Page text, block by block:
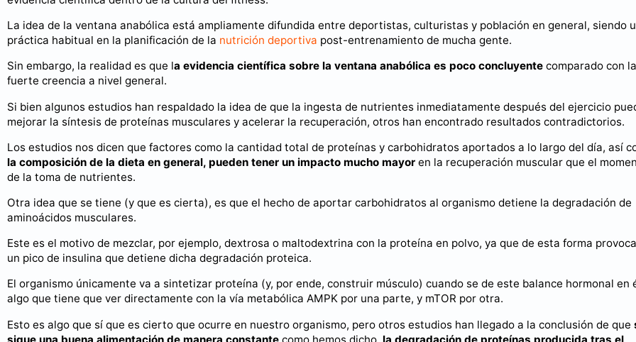
La idea de la ventana anabólica está ampliamente difundida entre deportistas, culturistas y población en general, siendo
práctica habitual en la planificación de la nutrición deportiva post-entrenamiento de mucha gente.
Sin embargo, la realidad es que la evidencia científica sobre la ventana anabólica es poco concluyente comparado con la
fuerte creencia a nivel general.
Si bien algunos estudios han respaldado la idea de que la ingesta de nutrientes inmediatamente después del ejercicio
mejorar la síntesis de proteínas musculares y acelerar la recuperación, otros han encontrado resultados contradictorios.
Los estudios nos dicen que factores como la cantidad total de proteínas y carbohidratos aportados a lo largo del día, así
la composición de la dieta en general, pueden tener un impacto mucho mayor en la recuperación muscular que el
de la toma de nutrientes.
Otra idea que se tiene (y que es cierta), es que el hecho de aportar carbohidratos al organismo detiene la degradación de
aminoácidos musculares.
Este es el motivo de mezclar, por ejemplo, dextrosa o maltodextrina con la proteína en polvo, ya que de esta forma
un pico de insulina que detiene dicha degradación proteica.
El organismo únicamente va a sintetizar proteína (y, por ende, construir músculo) cuando se de este balance hormonal en
algo que tiene que ver directamente con la vía metabólica AMPK por una parte, y mTOR por otra.
Esto es algo que sí que es cierto que ocurre en nuestro organismo, pero otros estudios han llegado a la conclusión de que
sigue una buena alimentación de manera constante como hemos dicho, la degradación de proteínas producida tras el